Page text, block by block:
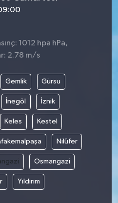
1012 hpa hPa,
2.78 m/s
Gemlik Gürsu
İnegöl İznik
Keles Kestel
Nilüfer
Osmangazi
Yıldırım